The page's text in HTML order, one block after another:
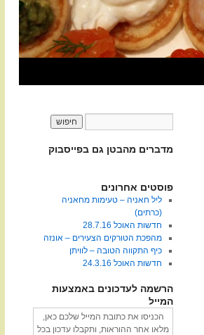
מדברים מהבטן גם בפייסבוק
פוסטים אחרונים
ליל חאניה – טעימות מחאניה
(כרתים)
חדשות האוכל 28.7.16
מהפכת הטורקים הצעירים – אונזה
כיף התקווה הטובה – לוויתן
חדשות האוכל 24.3.16
הרשמה לעדכונים באמצעות
המייל
הכניסו את כתובת המייל שלכם כאן,
מלאו אחר ההוראות, ותקבלו עדכון בכל